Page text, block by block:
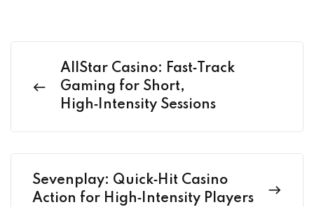
AllStar Casino: Fast‑Track
Gaming for Short,
High‑Intensity Sessions
Sevenplay: Quick‑Hit Casino
Action for High‑Intensity Players